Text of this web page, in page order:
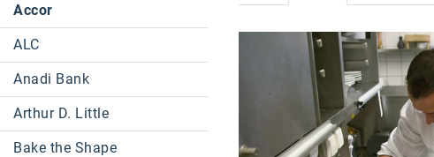
Accor
ALC
Anadi Bank
Arthur D. Little
Bake the Shape